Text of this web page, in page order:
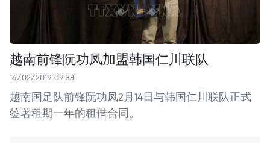
越南前锋阮功凤加盟韩国仁川联队
16/02/2019 09:38
越南国足队前锋阮功凤2月14日与韩国仁川联队正式
签署租期一年的租借合同。